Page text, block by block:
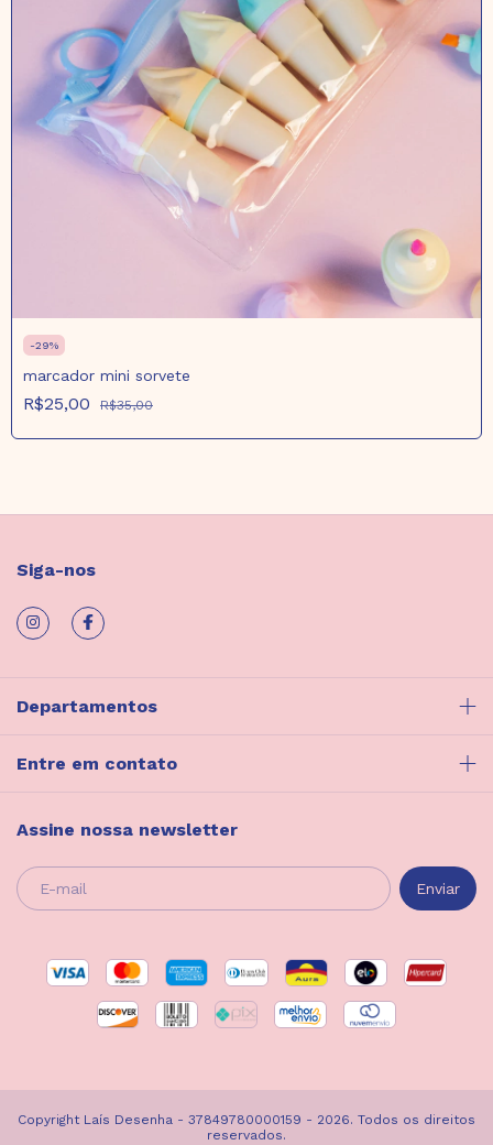
-29%
marcador mini sorvete
R$25,00 R$35,00
Siga-nos
Departamentos
Entre em contato
Assine nossa newsletter
Copyright Laís Desenha - 37849780000159 - 2026. Todos os direitos
reservados.